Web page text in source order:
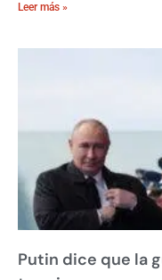
Leer más »
Putin dice que la